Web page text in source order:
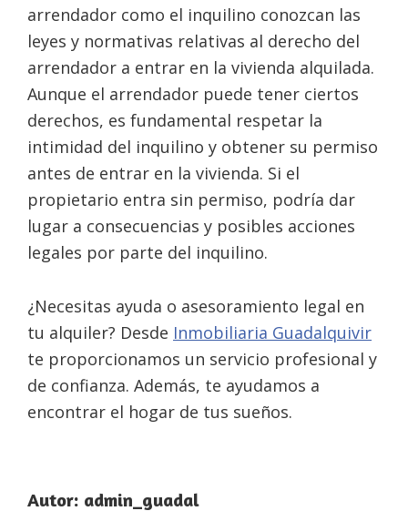
arrendador como el inquilino conozcan las
leyes y normativas relativas al derecho del
arrendador a entrar en la vivienda alquilada.
Aunque el arrendador puede tener ciertos
derechos, es fundamental respetar la
intimidad del inquilino y obtener su permiso
antes de entrar en la vivienda. Si el
propietario entra sin permiso, podría dar
lugar a consecuencias y posibles acciones
legales por parte del inquilino.
¿Necesitas ayuda o asesoramiento legal en
tu alquiler? Desde Inmobiliaria Guadalquivir
te proporcionamos un servicio profesional y
de confianza. Además, te ayudamos a
encontrar el hogar de tus sueños.
Autor: admin_guadal